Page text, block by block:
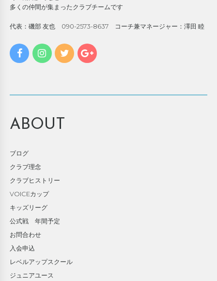
多くの仲間が集まったクラブチームです
代表：磯部 友也 090-2573-8637 コーチ兼マネージャー：澤田 睦
ABOUT
ブログ
クラブ理念
クラブヒストリー
VOICEカップ
キッズリーグ
公式戦 年間予定
お問合わせ
入会申込
レベルアップスクール
ジュニアユース